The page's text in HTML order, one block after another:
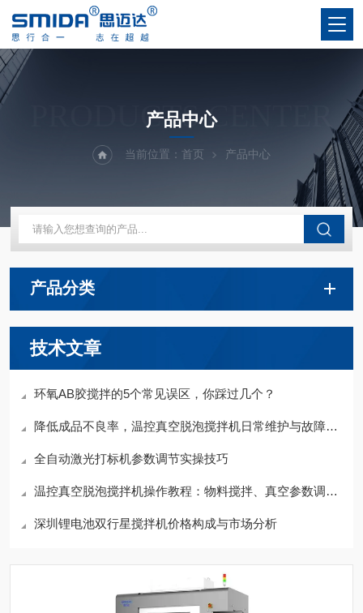
PRODUCTS CENTER
产品中心
当前位置： 首页 产品中心
产品分类
技术文章
环氧AB胶搅拌的5个常见误区，你踩过几个？
降低成品不良率，温控真空脱泡搅拌机日常维护与故障处理汇总
全自动激光打标机参数调节实操技巧
温控真空脱泡搅拌机操作教程：物料搅拌、真空参数调试步骤分享
深圳锂电池双行星搅拌机价格构成与市场分析